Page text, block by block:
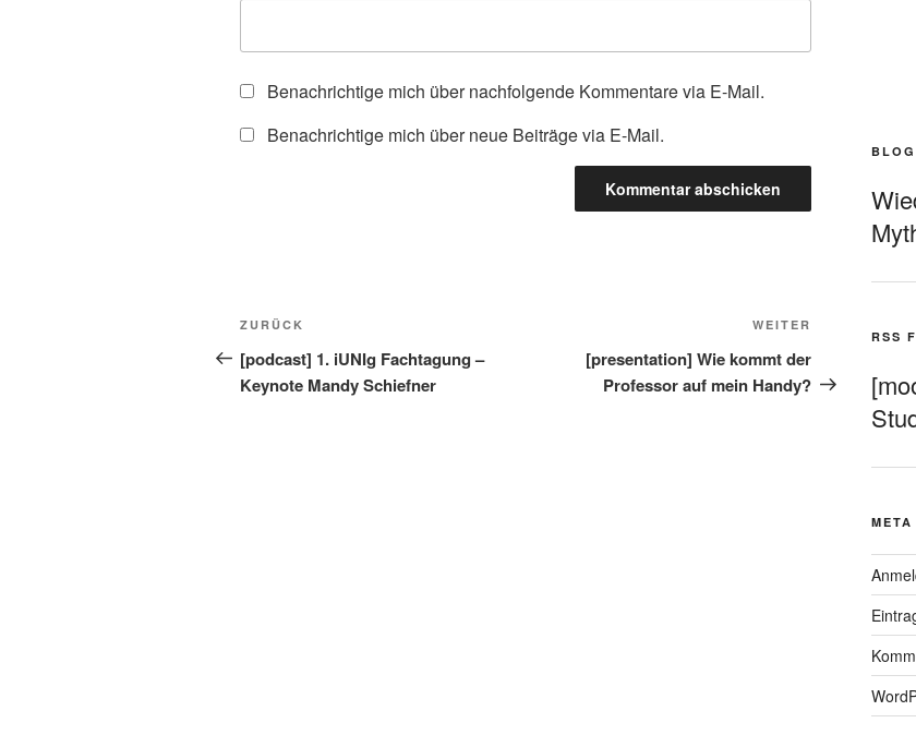
Benachrichtige mich über nachfolgende Kommentare via E-Mail.
Benachrichtige mich über neue Beiträge via E-Mail.
Beitragsnavigation
Vorheriger
Beitrag
ZURÜCK
[podcast] 1. iUNIg Fachtagung –
Keynote Mandy Schiefner
Nächster
Beitrag
WEITER
[presentation] Wie kommt der
Professor auf mein Handy?
RSS
META